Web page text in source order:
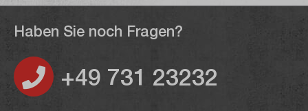
Haben Sie noch Fragen?
+49 731 23232